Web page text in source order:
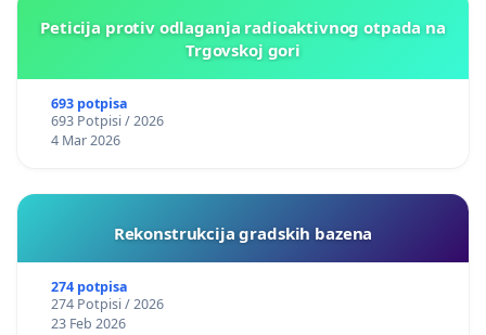
Peticija protiv odlaganja radioaktivnog otpada na
Trgovskoj gori
693 potpisa
693 Potpisi / 2026
4 Mar 2026
Rekonstrukcija gradskih bazena
274 potpisa
274 Potpisi / 2026
23 Feb 2026